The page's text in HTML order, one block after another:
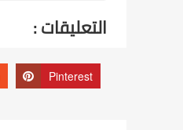
التعليقات :
Pinterest